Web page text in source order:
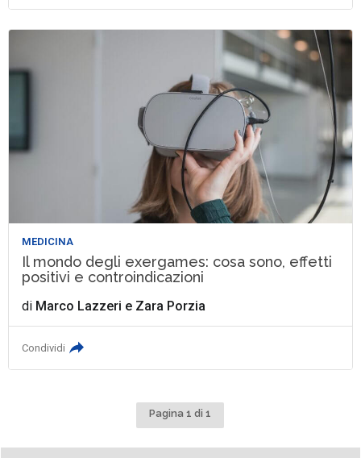
MEDICINA
Il mondo degli exergames: cosa sono, effetti
positivi e controindicazioni
di Marco Lazzeri e Zara Porzia
Condividi
Pagina 1 di 1